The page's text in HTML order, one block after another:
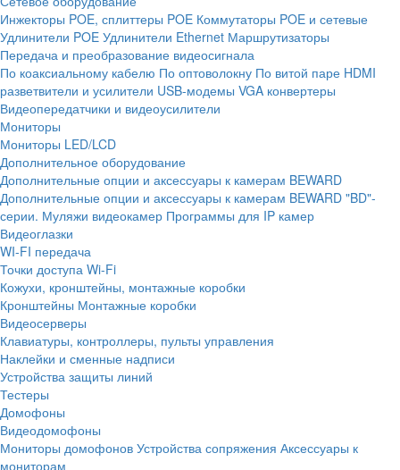
Инжекторы POE, сплиттеры POE Коммутаторы POE и сетевые
Удлинители POE Удлинители Ethernet Маршрутизаторы
Передача и преобразование видеосигнала
По коаксиальному кабелю По оптоволокну По витой паре HDMI
разветвители и усилители USB-модемы VGA конвертеры
Видеопередатчики и видеоусилители
Мониторы
Мониторы LED/LCD
Дополнительное оборудование
Дополнительные опции и аксессуары к камерам BEWARD
Дополнительные опции и аксессуары к камерам BEWARD "BD"-
серии. Муляжи видеокамер Программы для IP камер
Видеоглазки
WI-FI передача
Точки доступа Wi-Fi
Кожухи, кронштейны, монтажные коробки
Кронштейны Монтажные коробки
Видеосерверы
Клавиатуры, контроллеры, пульты управления
Наклейки и сменные надписи
Устройства защиты линий
Тестеры
Домофоны
Видеодомофоны
Мониторы домофонов Устройства сопряжения Аксессуары к
мониторам